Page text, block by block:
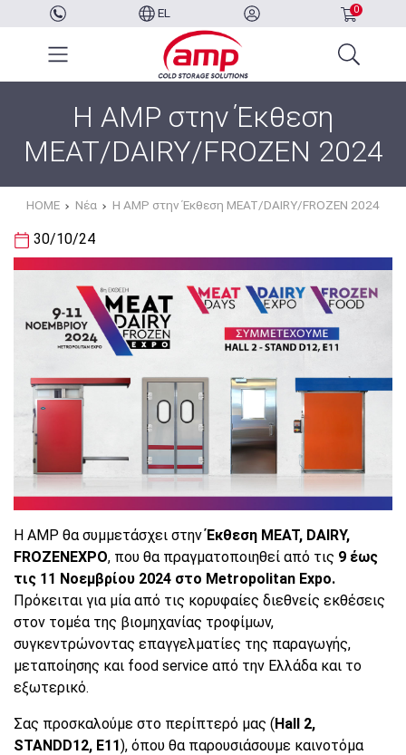
EL 0
Η AMP στην Έκθεση
MEAT/DAIRY/FROZEN 2024
HOME Νέα Η AMP στην Έκθεση MEAT/DAIRY/FROZEN 2024
30/10/24
Η AMP θα συμμετάσχει στηνΈκθεση MEAT, DAIRY,
FROZENEXPO, που θα πραγματοποιηθεί από τις 9 έως
τις 11 Νοεμβρίου 2024 στο Metropolitan Expo.
Πρόκειται για μία από τις κορυφαίες διεθνείς εκθέσεις
στον τομέα της βιομηχανίας τροφίμων,
συγκεντρώνοντας επαγγελματίες της παραγωγής,
μεταποίησης και food service από την Ελλάδα και το
εξωτερικό.
Σας προσκαλούμε στο περίπτερό μας (Hall 2,
STANDD12, E11), όπου θα παρουσιάσουμε καινοτόμα